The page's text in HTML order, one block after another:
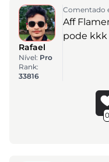
Rafael
Nível: Pro
Rank:
33816
Comentado
Aff
pode kkk
0